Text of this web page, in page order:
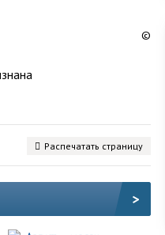
©
Распечатать страницу
>